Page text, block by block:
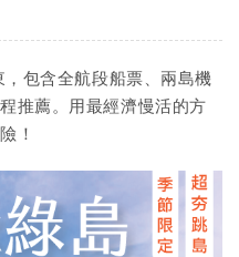
包含全航段船票、兩島機
推薦。用最經濟慢活的方
！